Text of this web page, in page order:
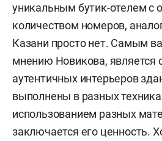
уникальным бутик-отелем с
количеством номеров,
Казани просто нет. Самым
мнению Новикова, является
аутентичных интерьеров
выполнены в разных
использованием разных
заключается его ценность.